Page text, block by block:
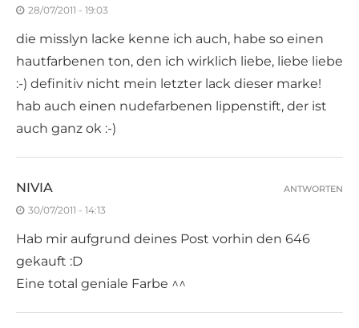
28/07/2011 - 19:03
die misslyn lacke kenne ich auch, habe so einen
hautfarbenen ton, den ich wirklich liebe, liebe liebe
:-) definitiv nicht mein letzter lack dieser marke!
hab auch einen nudefarbenen lippenstift, der ist
auch ganz ok :-)
NIVIA
30/07/2011 - 14:13
Hab mir aufgrund deines Post vorhin den 646
gekauft :D
Eine total geniale Farbe ^^
ANTWORTEN